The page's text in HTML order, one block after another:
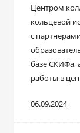
Центром
кольцевой
с
базе СКИФа,
работы в
06.09.2024